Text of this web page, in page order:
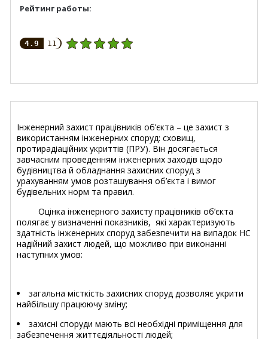
Рейтинг работы:
4.9 11
Інженерний захист працівників об’єкта – це захист з
використанням інженерних споруд: сховищ,
протирадіаційних укриттів (ПРУ). Він досягається
завчасним проведенням інженерних заходів щодо
будівництва й обладнання захисних споруд з
урахуванням умов розташування об’єкта і вимог
будівельних норм та правил.
Оцінка інженерного захисту працівників об’єкта
полягає у визначенні показників, які характеризують
здатність інженерних споруд забезпечити на випадок НС
надійний захист людей, що можливо при виконанні
наступних умов:
загальна місткість захисних споруд дозволяє укрити
найбільшу працюючу зміну;
захисні споруди мають всі необхідні приміщення для
забезпечення життєдіяльності людей;